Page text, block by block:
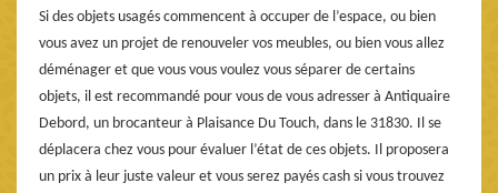
Si des objets usagés commencent à occuper de l’espace, ou bien
vous avez un projet de renouveler vos meubles, ou bien vous allez
déménager et que vous vous voulez vous séparer de certains
objets, il est recommandé pour vous de vous adresser à Antiquaire
Debord, un brocanteur à Plaisance Du Touch, dans le 31830. Il se
déplacera chez vous pour évaluer l’état de ces objets. Il proposera
un prix à leur juste valeur et vous serez payés cash si vous trouvez